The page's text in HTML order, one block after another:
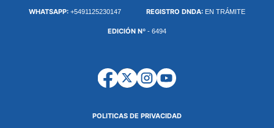
WHATSAPP: +5491125230147 REGISTRO DNDA: EN TRÁMITE
EDICIÓN Nº - 6494
POLITICAS DE PRIVACIDAD